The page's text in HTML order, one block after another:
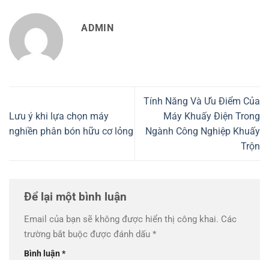
ADMIN
Lưu ý khi lựa chọn máy
nghiền phân bón hữu cơ lỏng
Tính Năng Và Ưu Điểm Của
Máy Khuấy Điện Trong
Ngành Công Nghiệp Khuấy
Trộn
Để lại một bình luận
Email của bạn sẽ không được hiển thị công khai. Các
trường bắt buộc được đánh dấu *
Bình luận*